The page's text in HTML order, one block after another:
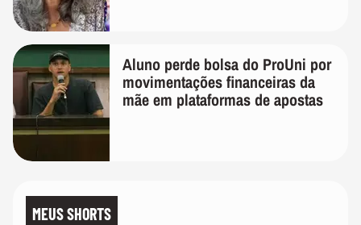
Aluno perde bolsa do ProUni por
movimentações financeiras da
mãe em plataformas de apostas
MEUS SHORTS